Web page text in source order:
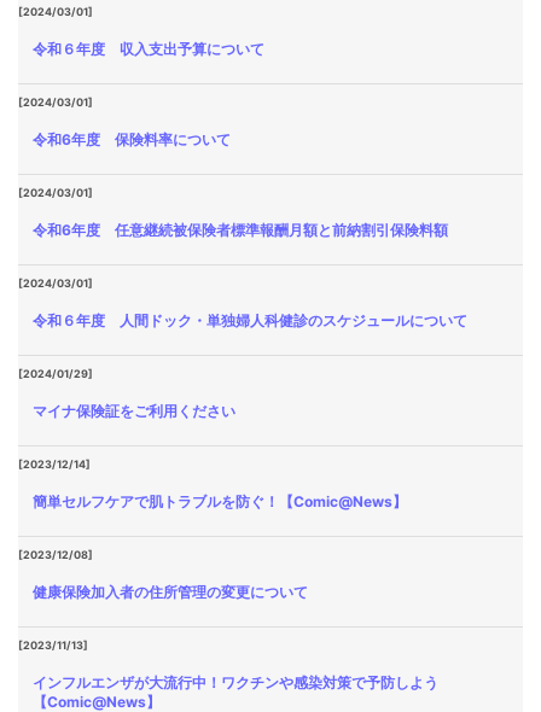
[2024/03/01]
令和６年度 収入支出予算について
[2024/03/01]
令和6年度 保険料率について
[2024/03/01]
令和6年度 任意継続被保険者標準報酬月額と前納割引保険料額
[2024/03/01]
令和６年度 人間ドック・単独婦人科健診のスケジュールについて
[2024/01/29]
マイナ保険証をご利用ください
[2023/12/14]
簡単セルフケアで肌トラブルを防ぐ！【Comic@News】
[2023/12/08]
健康保険加入者の住所管理の変更について
[2023/11/13]
インフルエンザが大流行中！ワクチンや感染対策で予防しよう
【Comic@News】